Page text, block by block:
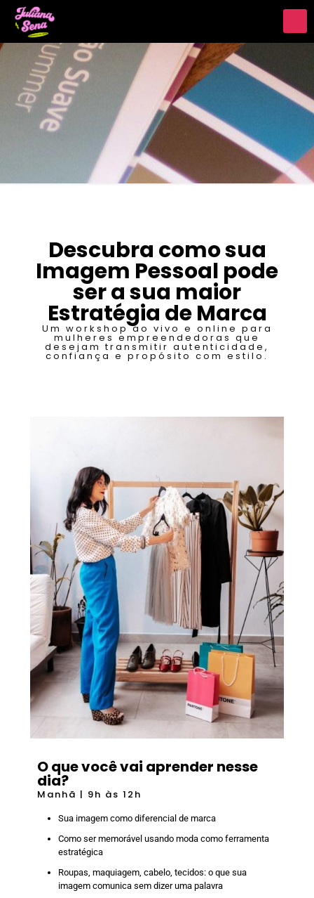
Descubra como sua
Imagem Pessoal pode
ser a sua maior
Estratégia de Marca
Um workshop ao vivo e online para
mulheres empreendedoras que
desejam transmitir autenticidade,
confiança e propósito com estilo.
O que você vai aprender nesse
dia?
Manhã | 9h às 12h
Sua imagem como diferencial de marca
Como ser memorável usando moda como ferramenta
estratégica
Roupas, maquiagem, cabelo, tecidos: o que sua
imagem comunica sem dizer uma palavra